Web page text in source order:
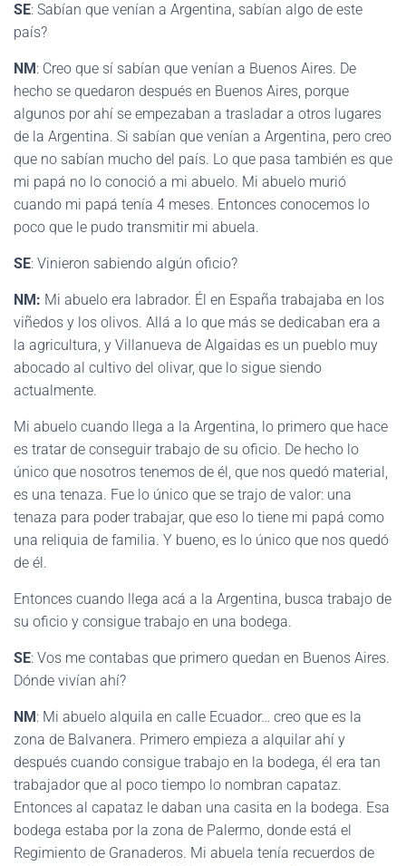
SE: Sabían que venían a Argentina, sabían algo de este
país?
NM : Creo que sí sabían que venían a Buenos Aires. De
hecho se quedaron después en Buenos Aires, porque
algunos por ahí se empezaban a trasladar a otros lugares
de la Argentina. Si sabían que venían a Argentina, pero creo
que no sabían mucho del país. Lo que pasa también es que
mi papá no lo conoció a mi abuelo. Mi abuelo murió
cuando mi papá tenía 4 meses. Entonces conocemos lo
poco que le pudo transmitir mi abuela.
SE: Vinieron sabiendo algún oficio?
NM: Mi abuelo era labrador. Él en España trabajaba en los
viñedos y los olivos. Allá a lo que más se dedicaban era a
la agricultura, y Villanueva de Algaidas es un pueblo muy
abocado al cultivo del olivar, que lo sigue siendo
actualmente.
Mi abuelo cuando llega a la Argentina, lo primero que hace
es tratar de conseguir trabajo de su oficio. De hecho lo
único que nosotros tenemos de él, que nos quedó material,
es una tenaza. Fue lo único que se trajo de valor: una
tenaza para poder trabajar, que eso lo tiene mi papá como
una reliquia de familia. Y bueno, es lo único que nos quedó
de él.
Entonces cuando llega acá a la Argentina, busca trabajo de
su oficio y consigue trabajo en una bodega.
SE: Vos me contabas que primero quedan en Buenos Aires.
Dónde vivían ahí?
NM : Mi abuelo alquila en calle Ecuador… creo que es la
zona de Balvanera. Primero empieza a alquilar ahí y
después cuando consigue trabajo en la bodega, él era tan
trabajador que al poco tiempo lo nombran capataz.
Entonces al capataz le daban una casita en la bodega. Esa
bodega estaba por la zona de Palermo, donde está el
Regimiento de Granaderos. Mi abuela tenía recuerdos de